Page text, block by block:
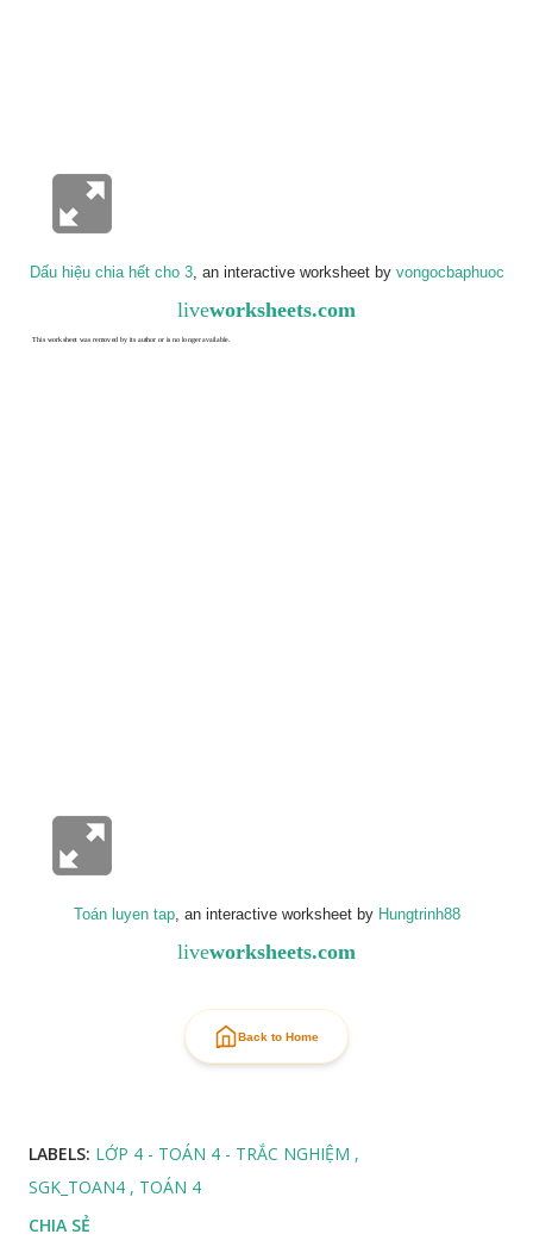
Dấu hiệu chia hết cho 3, an interactive worksheet by vongocbaphuoc
liveworksheets.com
Toán luyen tap, an interactive worksheet by Hungtrinh88
liveworksheets.com
Back to Home
LABELS: LỚP 4 - TOÁN 4 - TRẮC NGHIỆM
SGK_TOAN4
TOÁN 4
CHIA SẺ